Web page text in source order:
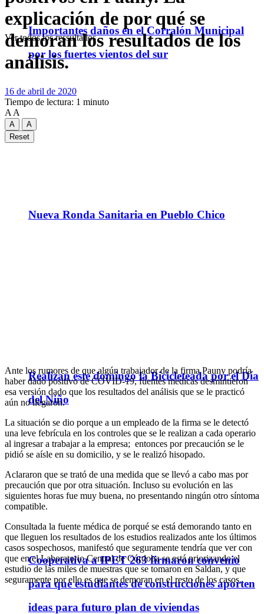
Importantes daños en el Corralón Municipal
por los fuertes vientos del sur
Nueva Ronda Sanitaria en Pueblo Chico
Realizan este domingo la Bicicleteada por el Día
del Niño
Cooperativa a IPET 263 firmaron convenio
para que estudiantes de construcciones aporten
ideas para futuro plan de viviendas
Ver todos los ressultados
explicación de por qué se
demoran los resultados de los
análisis.
16 de abril de 2020
Tiempo de lectura: 1 minuto
A A
A
A
Reset
Ante los rumores de que algún trabajador de la firma Pauny podría
haber dado positivo de COVID-19, fuentes médicas desmintieron
esa versión dado que los resultados del análisis que se le practicó
aún no llegaron.
La situación se dio porque a un empleado de la firma se le detectó
una leve febrícula en los controles que se le realizan a cada operario
al ingresar a trabajar a la empresa; entonces por precaución se le
pidió se aísle en su domicilio, y se le realizó hisopado.
Aclararon que se trató de una medida que se llevó a cabo mas por
precaución que por otra situación. Incluso su evolución en las
siguientes horas fue muy buena, no presentando ningún otro síntoma
compatible.
Consultada la fuente médica de porqué se está demorando tanto en
que lleguen los resultados de los estudios realizados ante los últimos
casos sospechosos, manifestó que seguramente tendría que ver con
que en el Laboratorio Central de Córdoba se está priorizando el
estudio de las miles de muestras que se tomaron en Saldan, y que
seguramente por ello es que se demoran en el resto de los casos.